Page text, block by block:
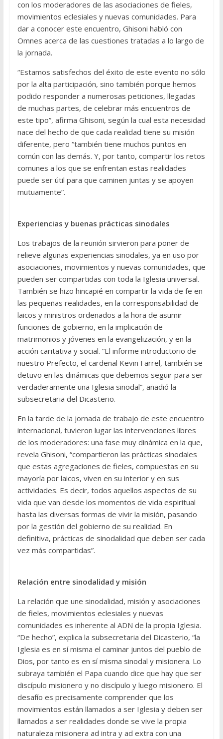
con los moderadores de las asociaciones de fieles,
movimientos eclesiales y nuevas comunidades. Para
dar a conocer este encuentro, Ghisoni habló con
Omnes acerca de las cuestiones tratadas a lo largo de
la jornada.
“Estamos satisfechos del éxito de este evento no sólo
por la alta participación, sino también porque hemos
podido responder a numerosas peticiones, llegadas
de muchas partes, de celebrar más encuentros de
este tipo”, afirma Ghisoni, según la cual esta necesidad
nace del hecho de que cada realidad tiene su misión
diferente, pero “también tiene muchos puntos en
común con las demás. Y, por tanto, compartir los retos
comunes a los que se enfrentan estas realidades
puede ser útil para que caminen juntas y se apoyen
mutuamente”.
Experiencias y buenas prácticas sinodales
Los trabajos de la reunión sirvieron para poner de
relieve algunas experiencias sinodales, ya en uso por
asociaciones, movimientos y nuevas comunidades, que
pueden ser compartidas con toda la Iglesia universal.
También se hizo hincapié en compartir la vida de fe en
las pequeñas realidades, en la corresponsabilidad de
laicos y ministros ordenados a la hora de asumir
funciones de gobierno, en la implicación de
matrimonios y jóvenes en la evangelización, y en la
acción caritativa y social. “El informe introductorio de
nuestro Prefecto, el cardenal Kevin Farrel, también se
detuvo en las dinámicas que debemos seguir para ser
verdaderamente una Iglesia sinodal”, añadió la
subsecretaria del Dicasterio.
En la tarde de la jornada de trabajo de este encuentro
internacional, tuvieron lugar las intervenciones libres
de los moderadores: una fase muy dinámica en la que,
revela Ghisoni, “compartieron las prácticas sinodales
que estas agregaciones de fieles, compuestas en su
mayoría por laicos, viven en su interior y en sus
actividades. Es decir, todos aquellos aspectos de su
vida que van desde los momentos de vida espiritual
hasta las diversas formas de vivir la misión, pasando
por la gestión del gobierno de su realidad. En
definitiva, prácticas de sinodalidad que deben ser cada
vez más compartidas”.
Relación entre sinodalidad y misión
La relación que une sinodalidad, misión y asociaciones
de fieles, movimientos eclesiales y nuevas
comunidades es inherente al ADN de la propia Iglesia.
“De hecho”, explica la subsecretaria del Dicasterio, “la
Iglesia es en sí misma el caminar juntos del pueblo de
Dios, por tanto es en sí misma sinodal y misionera. Lo
subraya también el Papa cuando dice que hay que ser
discípulo misionero y no discípulo y luego misionero. El
desafío es precisamente comprender que los
movimientos están llamados a ser Iglesia y deben ser
llamados a ser realidades donde se vive la propia
naturaleza misionera ad intra y ad extra con una